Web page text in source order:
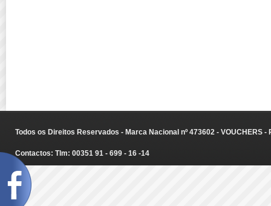
Todos os Direitos Reservados - Marca Nacional nº 473602 - VOUCHERS
Contactos: Tlm: 00351 91 - 699 - 16 -14